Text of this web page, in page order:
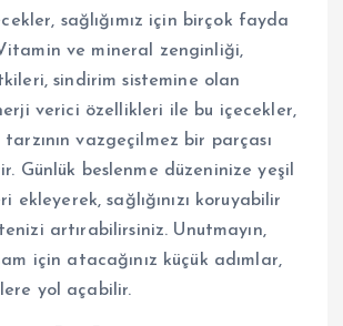
sağlığımız için birçok fayda
ve mineral zenginliği,
sindirim sistemine olan
verici özellikleri ile bu içecekler,
tarzının vazgeçilmez bir parçası
Günlük beslenme düzeninize yeşil
ekleyerek, sağlığınızı koruyabilir
artırabilirsiniz. Unutmayın,
için atacağınız küçük adımlar,
yol açabilir.